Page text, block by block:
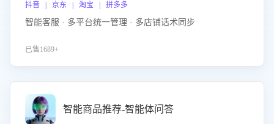
抖音 | 京东 | 淘宝 | 拼多多
智能客服 · 多平台统一管理 · 多店铺话术同步
已售1689+
智能商品推荐-智能体问答